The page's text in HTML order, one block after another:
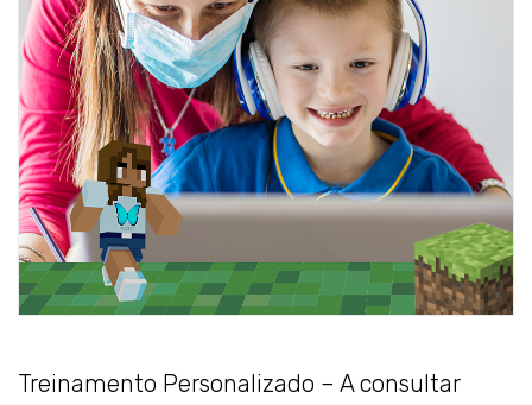
Treinamento Personalizado – A consultar